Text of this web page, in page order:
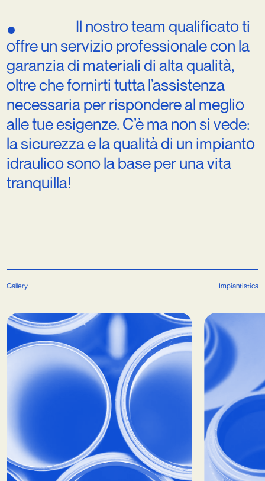
● Il nostroteam qualificatoti
offreunservizioprofessionalecon la
garanziadi materiali di altaqualità,
oltrechefornirti tuttal’assistenza
necessariaperrispondereal meglio
alletueesigenze. C’èmanonsi vede:
lasicurezzaelaqualitàdi un impianto
idraulicosonolabaseperunavita
tranquilla!
Gallery Impiantistica